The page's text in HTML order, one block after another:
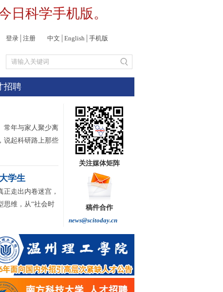
日科学手机版。
登录 注册 中文 English 手机版
招聘
常年与家人聚少离
起科研路上那些
学生
走出内卷迷宫，
思维，从“社会时
关注媒体矩阵
稿件合作
news@scitoday.cn